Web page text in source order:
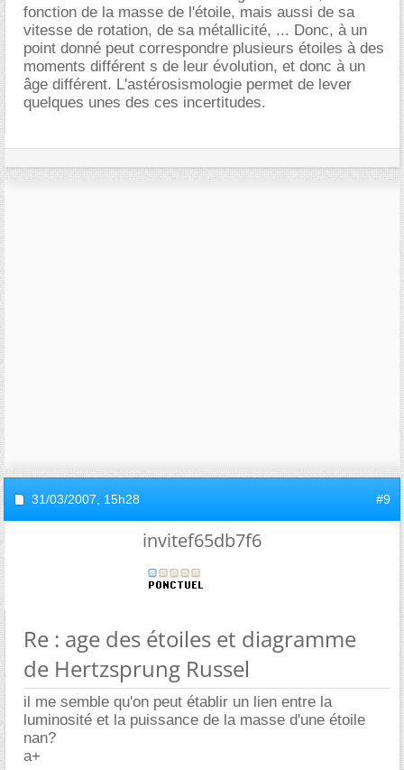
fonction de la masse de l'étoile, mais aussi de sa
vitesse de rotation, de sa métallicité, ... Donc, à un
point donné peut correspondre plusieurs étoiles à des
moments différent s de leur évolution, et donc à un
ge différent. L'astérosismologie permet de lever
quelques unes des ces incertitudes.
31/03/2007, 15h28 #9
invitef65db7f6
Re : age des étoiles et diagramme
de Hertzsprung Russel
il me semble qu'on peut établir un lien entre la
luminosité et la puissance de la masse d'une étoile
nan?
a+